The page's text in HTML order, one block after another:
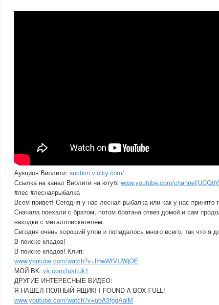
Аукцион Виолити: auction.violity.com/
Ссылка на канал Виолити на ютуб: www.youtube.com/channel/
#лес #леснаярыбалка
Всем привет! Сегодня у нас лесная рыбалка или как у нас принято
Сначала поехали с братом, потом братана отвез домой и сам
находки с металлоискателем.
Сегодня очень хороший улов и попадалось много всего, так что я
В поиске кладов!
В поиске кладов! Клип:
www.youtube.com/watch?v=lHwWtVUWjOE
МОЙ ВК: vk.com/tukituk1
ДРУГИЕ ИНТЕРЕСНЫЕ ВИДЕО:
Я НАШЕЛ ПОЛНЫЙ ЯЩИК! I FOUND A BOX FULL!
www.youtube.com/watch?v=ubA3fgqAalM